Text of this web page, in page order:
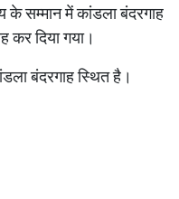
के सम्मान में कांडला बंदरगाह
कर दिया गया।
बंदरगाह स्थित है।